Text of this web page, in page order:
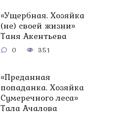
«Ущербная. Хозяйка
(не) своей жизни»
Таня Акентьева
0 351
«Преданная
попаданка. Хозяйка
Сумеречного леса»
Тала Ачалова